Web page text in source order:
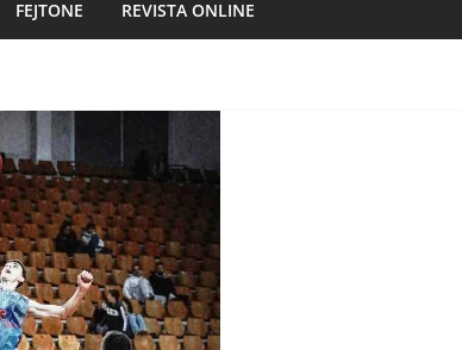
FEJTONE REVISTA ONLINE